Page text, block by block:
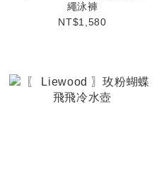
繩泳褲
NT$1,580